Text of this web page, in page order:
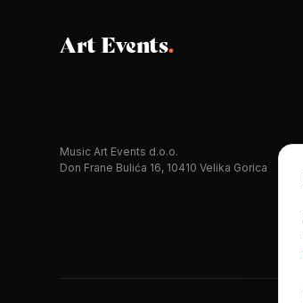
Art Events.
Music Art Events d.o.o.
Don Frane Bulića 16, 10410 Velika Gorica